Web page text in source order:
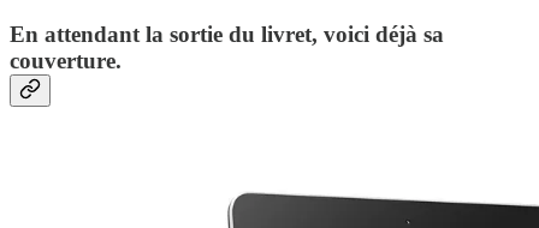
En attendant la sortie du livret, voici déjà sa
couverture.